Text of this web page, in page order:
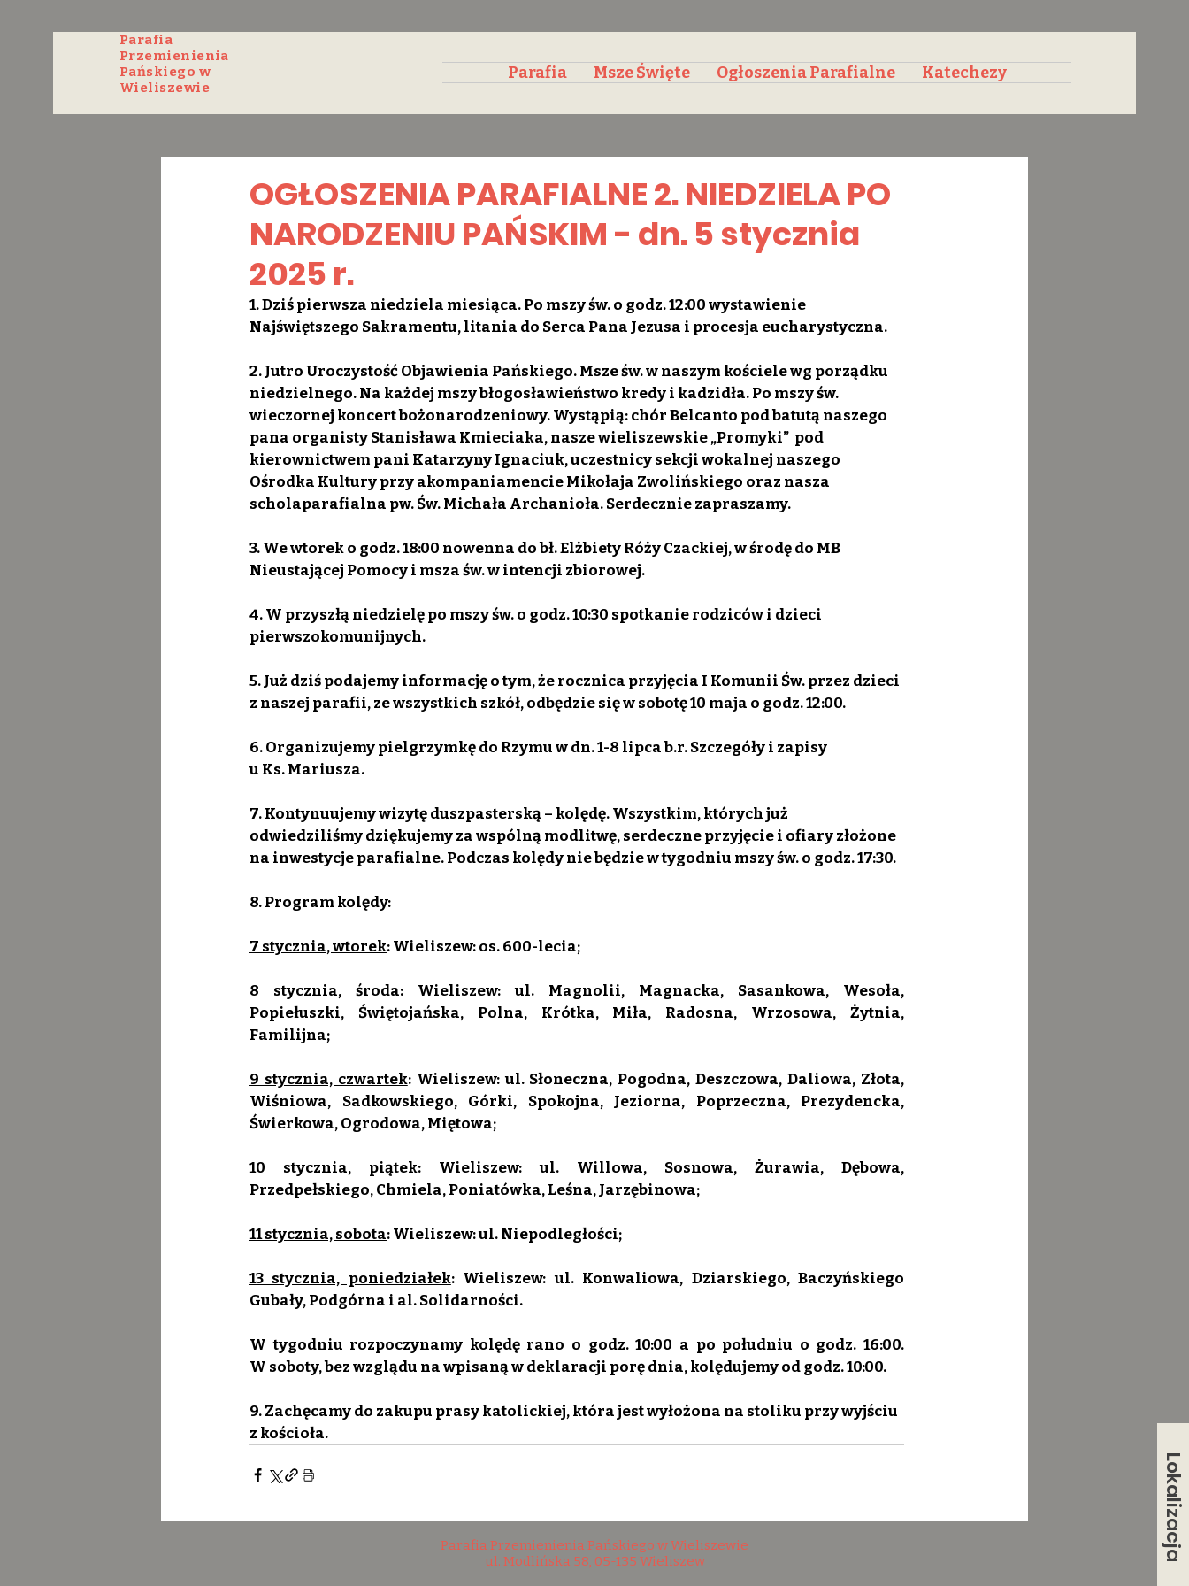
Parafia
Przemienienia
Pańskiego w
Wieliszewie
Parafia Msze Święte Ogłoszenia Parafialne Katechezy
OGŁOSZENIA PARAFIALNE 2. NIEDZIELA PO
NARODZENIU PAŃSKIM - dn. 5 stycznia
2025 r.
1. Dziś pierwsza niedziela miesiąca. Po mszy św. o godz. 12:00 wystawienie
Najświętszego Sakramentu, litania do Serca Pana Jezusa i procesja eucharystyczna.
2. Jutro Uroczystość Objawienia Pańskiego. Msze św. w naszym kościele wg porządku
niedzielnego. Na każdej mszy błogosławieństwo kredy i kadzidła. Po mszy św.
wieczornej koncert bożonarodzeniowy. Wystąpią: chór Belcanto pod batutą naszego
pana organisty Stanisława Kmieciaka, nasze wieliszewskie „Promyki”  pod
kierownictwem pani Katarzyny Ignaciuk, uczestnicy sekcji wokalnej naszego
Ośrodka Kultury przy akompaniamencie Mikołaja Zwolińskiego oraz nasza
scholaparafialna pw. Św. Michała Archanioła. Serdecznie zapraszamy.
3. We wtorek o godz. 18:00 nowenna do bł. Elżbiety Róży Czackiej, w środę do MB
Nieustającej Pomocy i msza św. w intencji zbiorowej.
4. W przyszłą niedzielę po mszy św. o godz. 10:30 spotkanie rodziców i dzieci
pierwszokomunijnych.
5. Już dziś podajemy informację o tym, że rocznica przyjęcia I Komunii Św. przez dzieci
z naszej parafii, ze wszystkich szkół, odbędzie się w sobotę 10 maja o godz. 12:00.
6. Organizujemy pielgrzymkę do Rzymu w dn. 1-8 lipca b.r. Szczegóły i zapisy
u Ks. Mariusza.
7. Kontynuujemy wizytę duszpasterską – kolędę. Wszystkim, których już
odwiedziliśmy dziękujemy za wspólną modlitwę, serdeczne przyjęcie i ofiary złożone
na inwestycje parafialne. Podczas kolędy nie będzie w tygodniu mszy św. o godz. 17:30.
8. Program kolędy:
7 stycznia, wtorek: Wieliszew: os. 600-lecia;
8 stycznia, środa: Wieliszew: ul. Magnolii, Magnacka, Sasankowa, Wesoła,
Popiełuszki, Świętojańska, Polna, Krótka, Miła, Radosna, Wrzosowa, Żytnia,
Familijna;
9 stycznia, czwartek: Wieliszew: ul. Słoneczna, Pogodna, Deszczowa, Daliowa, Złota,
Wiśniowa, Sadkowskiego, Górki, Spokojna, Jeziorna, Poprzeczna, Prezydencka,
Świerkowa, Ogrodowa, Miętowa;
10 stycznia, piątek: Wieliszew: ul. Willowa, Sosnowa, Żurawia, Dębowa,
Przedpełskiego, Chmiela, Poniatówka, Leśna, Jarzębinowa;
11 stycznia, sobota: Wieliszew: ul. Niepodległości;
13 stycznia, poniedziałek: Wieliszew: ul. Konwaliowa, Dziarskiego, Baczyńskiego
Gubały, Podgórna i al. Solidarności.
W tygodniu rozpoczynamy kolędę rano o godz. 10:00 a po południu o godz. 16:00.
W soboty, bez wzglądu na wpisaną w deklaracji porę dnia, kolędujemy od godz. 10:00.
9. Zachęcamy do zakupu prasy katolickiej, która jest wyłożona na stoliku przy wyjściu
z kościoła.
Lokalizacja
Parafia Przemienienia Pańskiego w Wieliszewie
ul. Modlińska 58, 05-135 Wieliszew